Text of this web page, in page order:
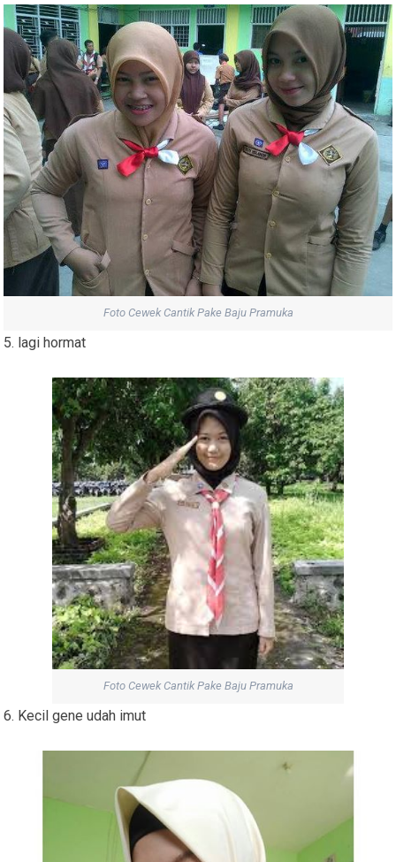
Foto Cewek Cantik Pake Baju Pramuka
5. lagi hormat
Foto Cewek Cantik Pake Baju Pramuka
6. Kecil gene udah imut